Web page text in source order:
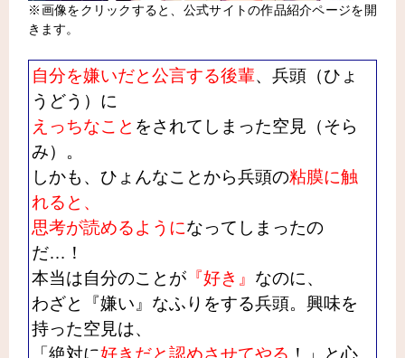
※画像をクリックすると、公式サイトの作品紹介ページを開
きます。
自分を嫌いだと公言する後輩、兵頭（ひょ
うどう）に
えっちなこと をされてしまった空見（そら
み）。
しかも、ひょんなことから兵頭の粘膜に触
れると、
思考が読めるようになってしまったの
だ…！
本当は自分のことが 『好き』 なのに、
わざと『嫌い』なふりをする兵頭。興味を
持った空見は、
「絶対に好きだと認めさせてやる ！」と心